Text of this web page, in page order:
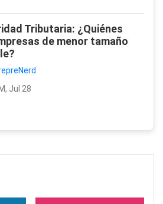
Tributaria: ¿Quiénes
de menor tamaño
Jul 28